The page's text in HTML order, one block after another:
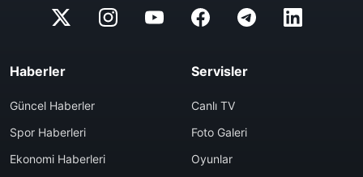
Haberler
Güncel Haberler
Spor Haberleri
Ekonomi Haberleri
Servisler
Canlı TV
Foto Galeri
Oyunlar